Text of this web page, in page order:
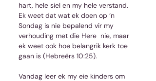
hart, hele siel en my hele verstand.
Ek weet dat wat ek doen op ‘n
Sondag is nie bepalend vir my
verhouding met die Here  nie, maar
ek weet ook hoe belangrik kerk toe
gaan is (Hebreërs 10:25).
Vandag leer ek my eie kinders om